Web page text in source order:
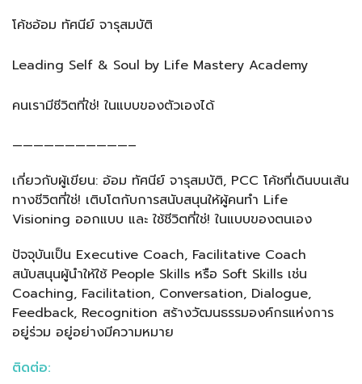
โค้ชอ้อม ทัศนีย์ จารุสมบัติ
Leading Self & Soul by Life Mastery Academy
คนเรามีชีวิตที่ใช่! ในแบบของตัวเองได้
———————————–
เกี่ยวกับผู้เขียน: อ้อม ทัศนีย์ จารุสมบัติ, PCC โค้ชที่เดินบนเส้น
ทางชีวิตที่ใช่! เติบโตกับการสนับสนุนให้ผู้คนทำ Life
Visioning ออกแบบ และ ใช้ชีวิตที่ใช่! ในแบบของตนเอง
ปัจจุบันเป็น Executive Coach, Facilitative Coach
สนับสนุนผู้นำให้ใช้ People Skills หรือ Soft Skills เช่น
Coaching, Facilitation, Conversation, Dialogue,
Feedback, Recognition สร้างวัฒนธรรมองค์กรแห่งการ
อยู่ร่วม อยู่อย่างมีความหมาย
ติดต่อ: